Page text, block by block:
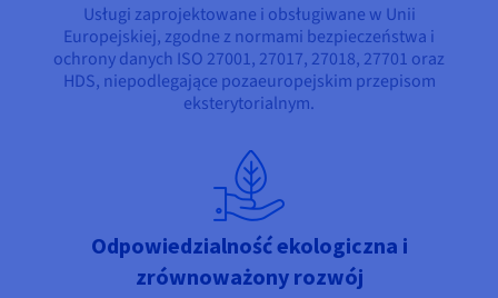
Usługi zaprojektowane i obsługiwane w Unii
Europejskiej, zgodne z normami bezpieczeństwa i
ochrony danych ISO 27001, 27017, 27018, 27701 oraz
HDS, niepodlegające pozaeuropejskim przepisom
eksterytorialnym.
Odpowiedzialność ekologiczna i
zrównoważony rozwój